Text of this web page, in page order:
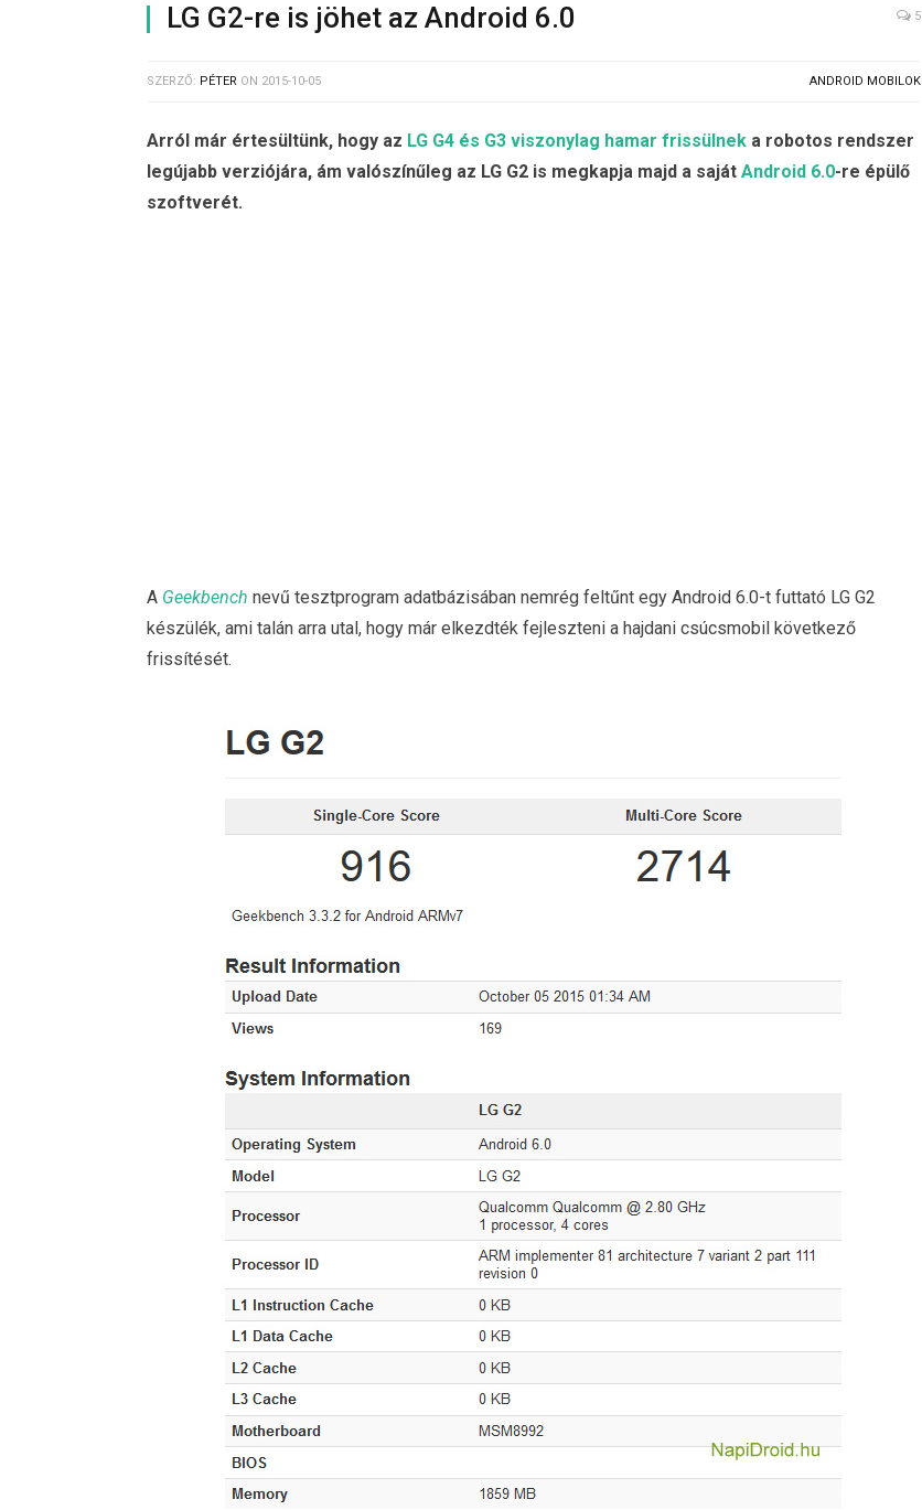
LG G2-re is jöhet az Android 6.0 5
SZERZŐ: PÉTER ON 2015-10-05 ANDROID MOBILOK
Arról már értesültünk, hogy az LG G4 és G3 viszonylag hamar frissülnek a robotos rendszer
legújabb verziójára, ám valószínűleg az LG G2 is megkapja majd a saját Android 6.0-re épülő
szoftverét.
A Geekbench nevű tesztprogram adatbázisában nemrég feltűnt egy Android 6.0-t futtató LG G2
készülék, ami talán arra utal, hogy már elkezdték fejleszteni a hajdani csúcsmobil következő
frissítését.